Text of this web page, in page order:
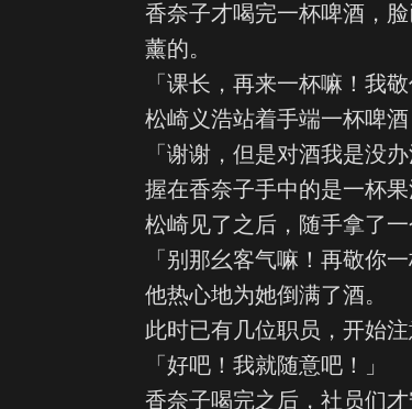
香奈子才喝完一杯啤酒，
薰的。
「课长，再来一杯嘛！我敬
松崎义浩站着手端一杯啤酒
「谢谢，但是对酒我是没办
握在香奈子手中的是一杯果
松崎见了之后，随手拿了一
「别那幺客气嘛！再敬你
他热心地为她倒满了酒。
此时已有几位职员，开始注
「好吧！我就随意吧！」
香奈子喝完之后，社员们才